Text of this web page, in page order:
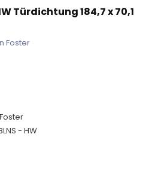
Türdichtung 184,7 x 70,1
Foster
- HW